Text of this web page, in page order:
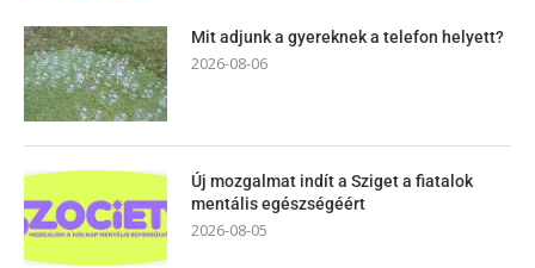
Mit adjunk a gyereknek a telefon helyett?
2026-08-06
Új mozgalmat indít a Sziget a fiatalok
mentális egészségéért
2026-08-05